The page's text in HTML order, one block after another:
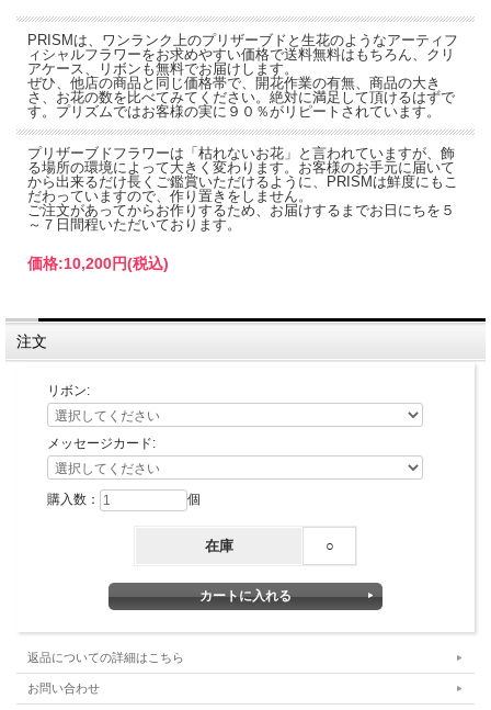
※クリアケースには若干窮屈に入ります
PRISMは、ワンランク上のプリザーブドと生花のようなアーティフ
ィシャルフラワーをお求めやすい価格で送料無料はもちろん、クリ
アケース、リボンも無料でお届けします。
ぜひ、他店の商品と同じ価格帯で、開花作業の有無、商品の大き
さ、お花の数を比べてみてください。絶対に満足して頂けるはずで
す。プリズムではお客様の実に９０％がリピートされています。
プリザーブドフラワーは「枯れないお花」と言われていますが、飾
る場所の環境によって大きく変わります。お客様のお手元に届いて
から出来るだけ長くご鑑賞いただけるように、PRISMは鮮度にもこ
だわっていますので、作り置きをしません。
ご注文があってからお作りするため、お届けするまでお日にちを５
～７日間程いただいております。
価格:10,200円(税込)
注文
リボン:
メッセージカード:
購入数： 個
在庫 ○
返品についての詳細はこちら
お問い合わせ